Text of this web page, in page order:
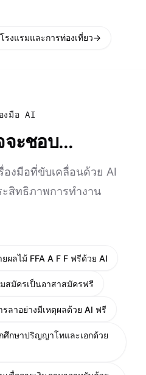
งแรมและการท่องเที่ยว→
งมือ AI
ะชอบ...
องมือที่ขับเคลื่อนด้วย AI
ะสิทธิภาพการทำงาน
ผลไม้ FFA A F F ฟรีด้วย AI
สมัครเป็นอาสาสมัครฟรี
ลาอย่างมีเหตุผลด้วย AI ฟรี
ศึกษาปริญญาโทและเอกด้วย